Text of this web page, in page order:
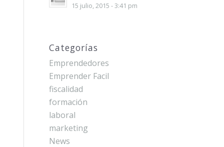
15 julio, 2015 - 3:41 pm
Categorías
Emprendedores
Emprender Facil
fiscalidad
formación
laboral
marketing
News